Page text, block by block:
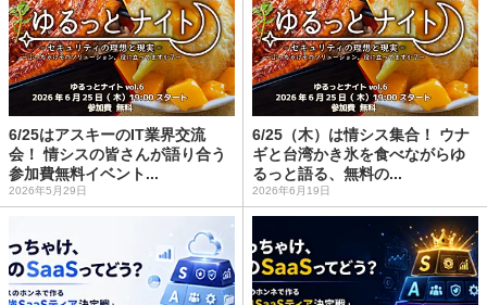
6/25はアスキーのIT業界交流
会！ 情シスの皆さんが語り合う
参加費無料イベント...
2026年5月29日
6/25（木）は情シス集合！ ウナ
ギと台湾かき氷を食べながらゆ
るっと語る、無料の...
2026年6月19日